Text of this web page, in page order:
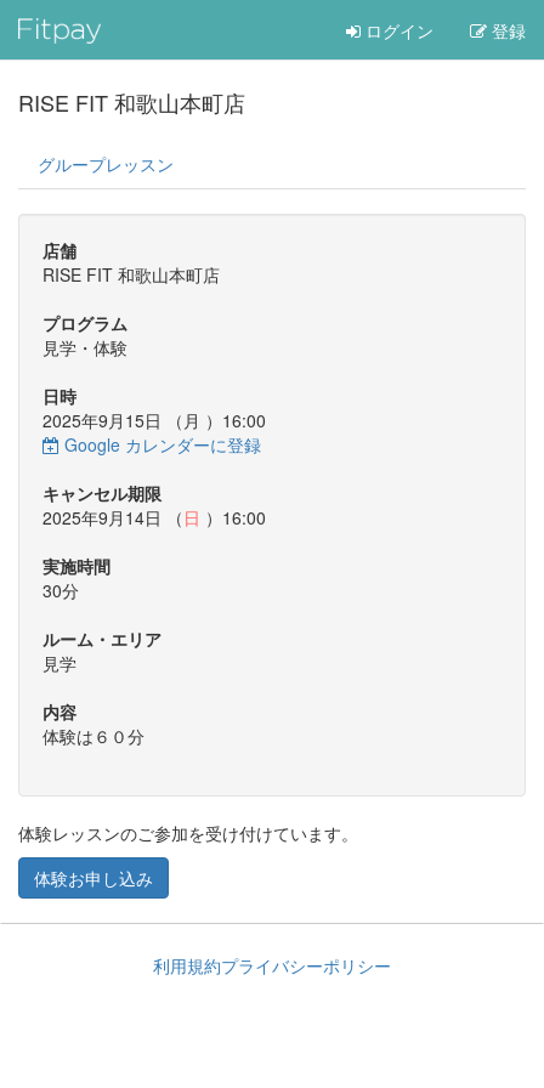
ログイン 登録
RISE FIT 和歌山本町店
グループレッスン
店舗
RISE FIT 和歌山本町店
プログラム
見学・体験
日時
2025年9月15日 （ 月 ）16:00
Google カレンダーに登録
キャンセル期限
2025年9月14日 （ 日 ）16:00
実施時間
30分
ルーム・エリア
見学
内容
体験は６０分
体験レッスンのご参加を受け付けています。
体験お申し込み
利用規約プライバシーポリシー